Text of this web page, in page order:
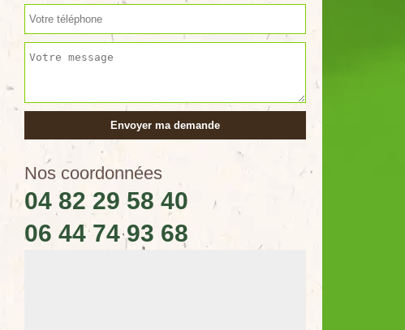
Nos coordonnées
04 82 29 58 40
06 44 74 93 68